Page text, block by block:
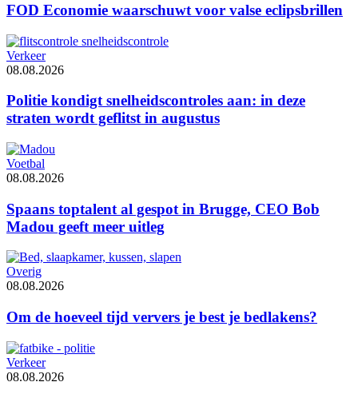
FOD Economie waarschuwt voor valse eclipsbrillen
Verkeer
08.08.2026
Politie kondigt snelheidscontroles aan: in deze
straten wordt geflitst in augustus
Voetbal
08.08.2026
Spaans toptalent al gespot in Brugge, CEO Bob
Madou geeft meer uitleg
Overig
08.08.2026
Om de hoeveel tijd ververs je best je bedlakens?
Verkeer
08.08.2026